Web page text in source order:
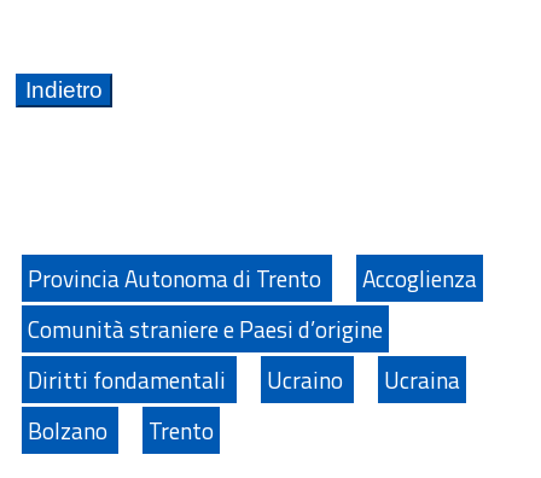
Provincia Autonoma di Trento
Accoglienza
Comunità straniere e Paesi d’origine
Diritti fondamentali
Ucraino
Ucraina
Bolzano
Trento